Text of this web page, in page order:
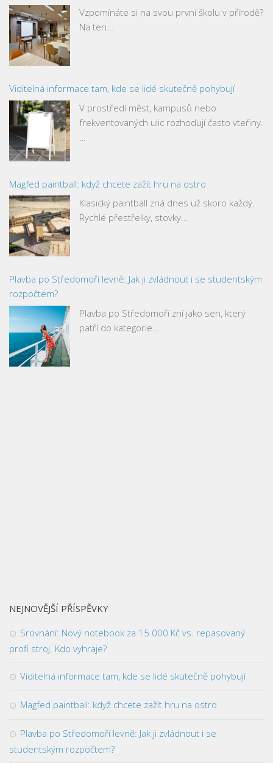
Vzpomínáte si na svou první školu v přírodě?
Na ten…
Viditelná informace tam, kde se lidé skutečně pohybují
V prostředí měst, kampusů nebo
frekventovaných ulic rozhodují často vteřiny.
Magfed paintball: když chcete zažít hru na ostro
Klasický paintball zná dnes už skoro každý.
Rychlé přestřelky, stovky…
Plavba po Středomoří levně: Jak ji zvládnout i se studentským
rozpočtem?
Plavba po Středomoří zní jako sen, který
patří do kategorie…
NEJNOVĚJŠÍ PŘÍSPĚVKY
Srovnání: Nový notebook za 15 000 Kč vs. repasovaný
profi stroj. Kdo vyhraje?
Viditelná informace tam, kde se lidé skutečně pohybují
Magfed paintball: když chcete zažít hru na ostro
Plavba po Středomoří levně: Jak ji zvládnout i se
studentským rozpočtem?